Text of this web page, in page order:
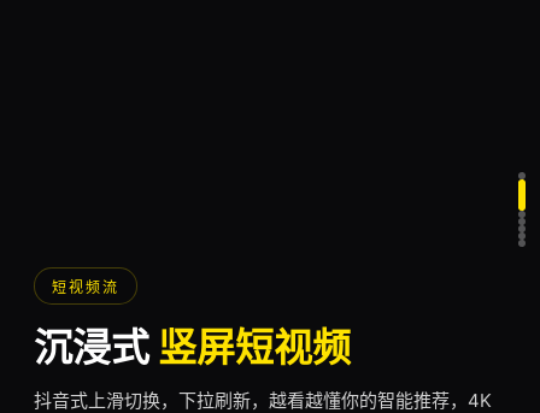
短视频流
沉浸式 竖屏短视频
抖音式上滑切换，下拉刷新，越看越懂你的智能推荐，4K